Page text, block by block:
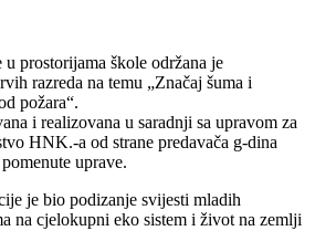
prostorijama škole održana je
razreda na temu „Značaj šuma i
požara“.
i realizovana u saradnji sa upravom za
HNK.-a od strane predavača g-dina
uprave.
je bio podizanje svijesti mladih
na cjelokupni eko sistem i život na zemlji